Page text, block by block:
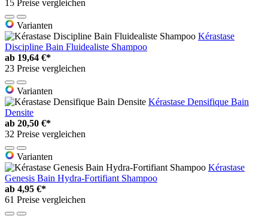
15 Preise vergleichen
Varianten
Kérastase
Discipline Bain Fluidealiste Shampoo
ab 19,64 €*
23 Preise vergleichen
Varianten
Kérastase Densifique Bain
Densite
ab 20,50 €*
32 Preise vergleichen
Varianten
Kérastase
Genesis Bain Hydra-Fortifiant Shampoo
ab 4,95 €*
61 Preise vergleichen